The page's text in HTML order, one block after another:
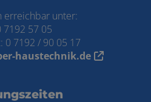
erreichbar unter:
7192 57 05
0 7192 / 90 05 17
haustechnik.de